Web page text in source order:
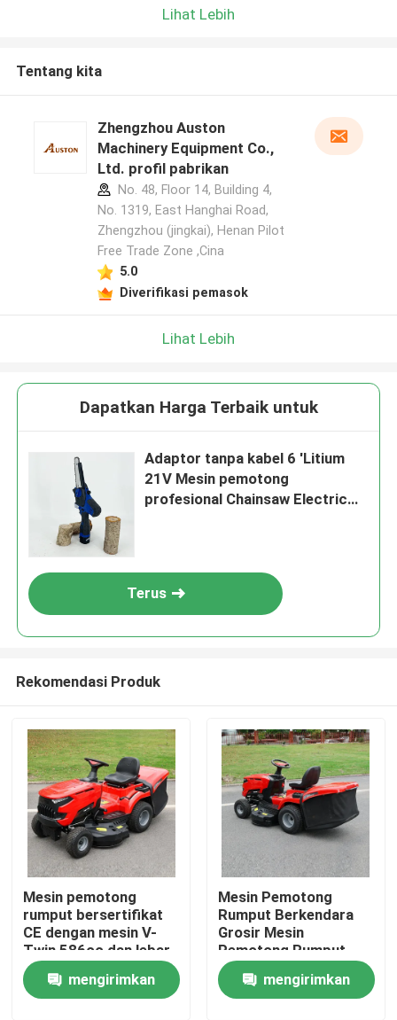
Rumah
Produk
Lihat Lebih
Tentang kita
Zhengzhou Auston
Machinery Equipment Co.,
Ltd. profil pabrikan
No. 48, Floor 14, Building 4,
No. 1319, East Hanghai Road,
Zhengzhou (jingkai), Henan Pilot
Free Trade Zone ,Cina
5.0
Diverifikasi pemasok
Lihat Lebih
Dapatkan Harga Terbaik untuk
Adaptor tanpa kabel 6 'Litium
21V Mesin pemotong
profesional Chainsaw Electric
Terus
Rekomendasi Produk
Mesin pemotong
rumput bersertifikat
CE dengan mesin V-
Twin 586cc dan lebar
pemotongan 40,2 inci
dengan pemotong
rumput 245L
mengirimkan
Mesin Pemotong
Rumput Berkendara
Grosir Mesin
Pemotong Rumput
Bensin Berkendara
EPA Disetujui Mesin
420cc Lebar Potong
mengirimkan